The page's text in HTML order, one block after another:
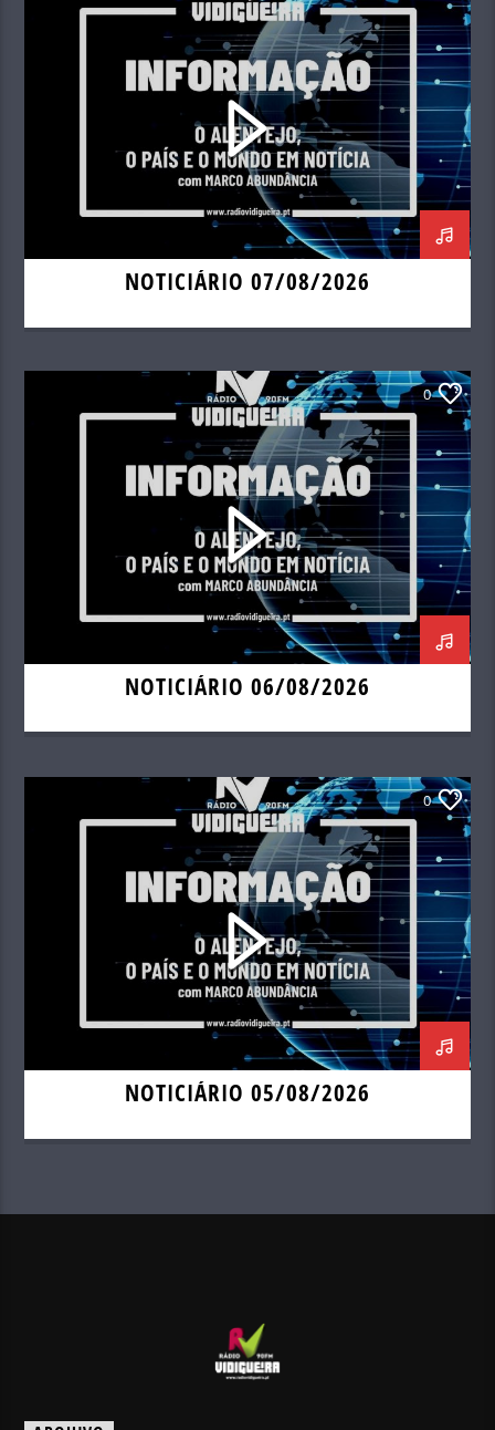
NOTICIÁRIO 07/08/2026
0
NOTICIÁRIO 06/08/2026
0
NOTICIÁRIO 05/08/2026